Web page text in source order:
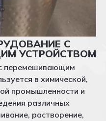
С
УСТРОЙСТВОМ
перемешивающим
в химической,
промышленности и
различных
растворение,